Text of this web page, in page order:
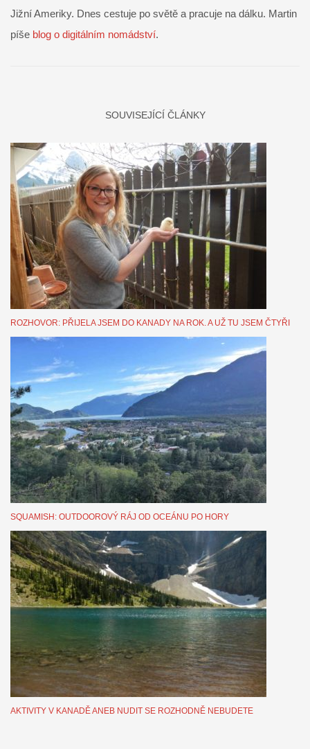
Jižní Ameriky. Dnes cestuje po světě a pracuje na dálku. Martin
píše blog o digitálním nomádství.
SOUVISEJÍCÍ ČLÁNKY
ROZHOVOR: PŘIJELA JSEM DO KANADY NA ROK. A UŽ TU JSEM ČTYŘI
SQUAMISH: OUTDOOROVÝ RÁJ OD OCEÁNU PO HORY
AKTIVITY V KANADĚ ANEB NUDIT SE ROZHODNĚ NEBUDETE